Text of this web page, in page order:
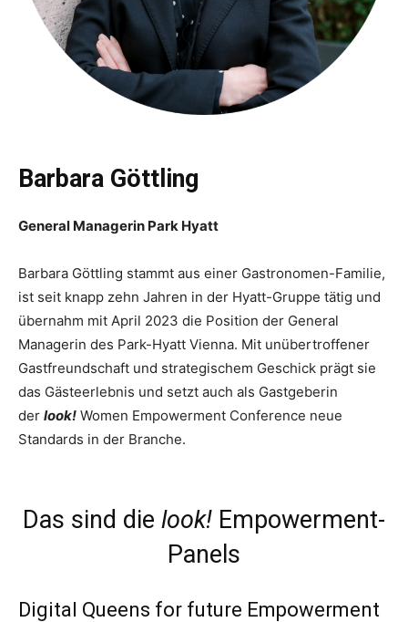
Barbara Göttling
General Managerin Park Hyatt
Barbara Göttling stammt aus einer Gastronomen-Familie,
ist seit knapp zehn Jahren in der Hyatt-Gruppe tätig und
übernahm mit April 2023 die Position der General
Managerin des Park-Hyatt Vienna. Mit unübertroffener
Gastfreundschaft und strategischem Geschick prägt sie
das Gästeerlebnis und setzt auch als Gastgeberin
der look! Women Empowerment Conference neue
Standards in der Branche.
Das sind die look! Empowerment-
Panels
Digital Queens for future Empowerment